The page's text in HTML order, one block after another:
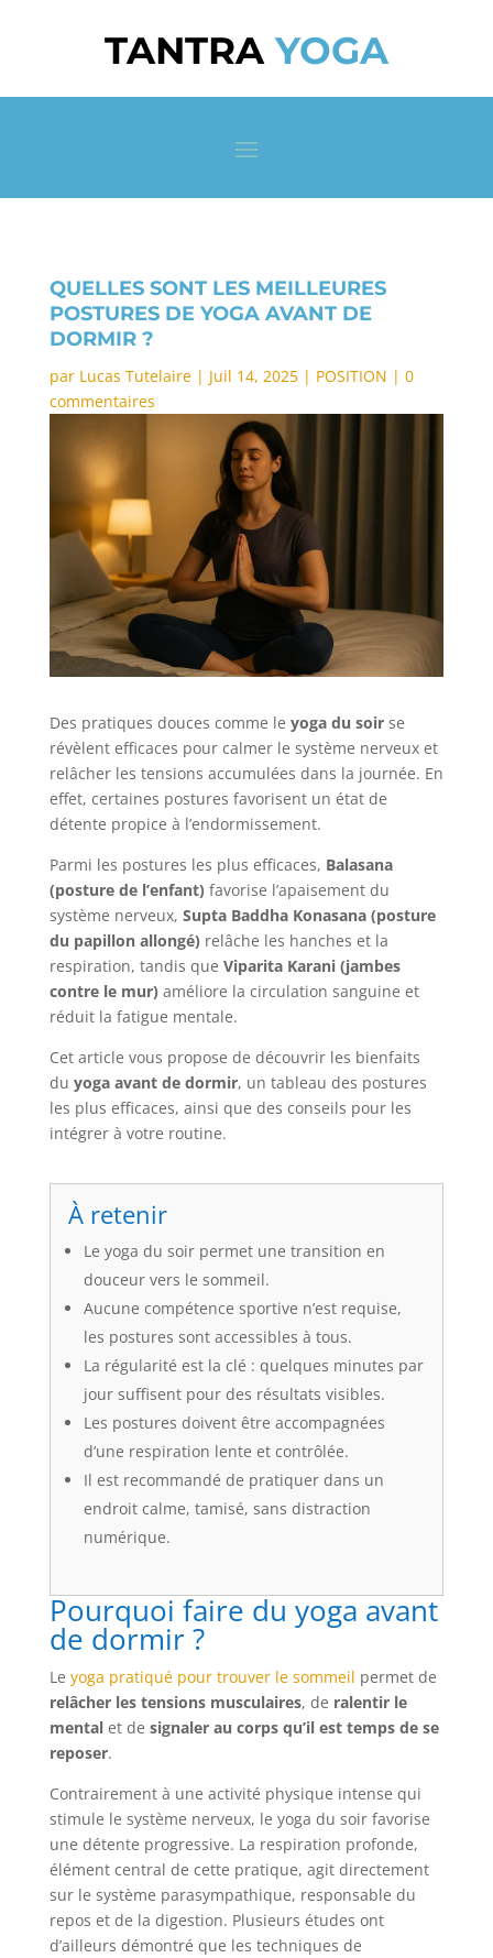
TANTRAYOGA
QUELLES SONT LES MEILLEURES
POSTURES DE YOGA AVANT DE
DORMIR ?
par Lucas Tutelaire| Juil 14, 2025| POSITION | 0
commentaires
Des pratiques douces comme le yoga du soirse
révèlent efficaces pour calmer le système nerveux et
relâcher les tensions accumulées dans la journée. En
effet, certaines postures favorisent un état de
détente propice à l’endormissement.
Parmi les postures les plus efficaces, Balasana
(posture de l’enfant) favorise l’apaisement du
système nerveux, Supta Baddha Konasana (posture
du papillon allongé) relâche les hanches et la
respiration, tandis que Viparita Karani (jambes
contre le mur) améliore la circulation sanguine et
réduit la fatigue mentale.
Cet article vous propose de découvrir les bienfaits
du yoga avant de dormir, un tableau des postures
les plus efficaces, ainsi que des conseils pour les
intégrer à votre routine.
À retenir
Le yoga du soir permet une transition en
douceur vers le sommeil.
Aucune compétence sportive n’est requise,
les postures sont accessibles à tous.
La régularité est la clé : quelques minutes par
jour suffisent pour des résultats visibles.
Les postures doivent être accompagnées
d’une respiration lente et contrôlée.
Il est recommandé de pratiquer dans un
endroit calme, tamisé, sans distraction
numérique.
Pourquoi faire du yoga avant
de dormir ?
Le yoga pratiqué pour trouver le sommeil permet de
relâcher les tensions musculaires, de ralentir le
mentalet de signaler au corps qu’il est temps de se
reposer.
Contrairement à une activité physique intense qui
stimule le système nerveux, le yoga du soir favorise
une détente progressive. La respiration profonde,
élément central de cette pratique, agit directement
sur le système parasympathique, responsable du
repos et de la digestion. Plusieurs études ont
d’ailleurs démontré que les techniques de